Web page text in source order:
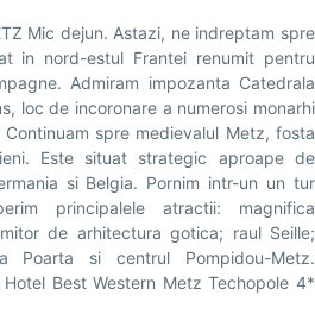
Mic dejun. Astazi, ne indreptam spre
in nord-estul Frantei renumit pentru
Admiram impozanta Catedrala
loc de incoronare a numerosi monarhi
spre medievalul Metz, fosta
Este situat strategic aproape de
si Belgia. Pornim intr-un un tur
principalele atractii: magnifica
de arhitectura gotica; raul Seille;
Poarta si centrul Pompidou-Metz.
Best Western Metz Techopole 4*